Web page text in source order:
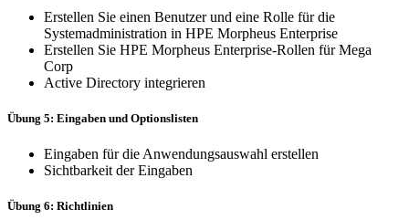
Erstellen Sie einen Benutzer und eine Rolle für die
Systemadministration in HPE Morpheus Enterprise
Erstellen Sie HPE Morpheus Enterprise-Rollen für Mega
Corp
Active Directory integrieren
Übung 5: Eingaben und Optionslisten
Eingaben für die Anwendungsauswahl erstellen
Sichtbarkeit der Eingaben
Übung 6: Richtlinien